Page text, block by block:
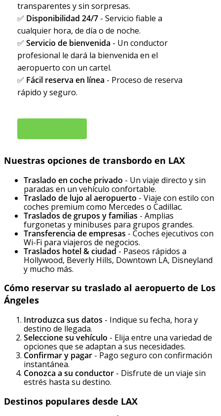
transparentes y sin sorpresas.
✅ Disponibilidad 24/7- Servicio fiable a
cualquier hora, de día o de noche.
✅ Servicio de bienvenida - Un conductor
profesional le dará la bienvenida en el
aeropuerto con un cartel.
✅ Fácil reserva en línea - Proceso de reserva
rápido y seguro.
Nuestras opciones de transbordo en LAX
Traslado en coche privado - Un viaje directo y sin
paradas en un vehículo confortable.
Traslado de lujo al aeropuerto - Viaje con estilo con
coches premium como Mercedes o Cadillac.
Traslados de grupos y familias - Amplias
furgonetas y minibuses para grupos grandes.
Transferencia de empresas - Coches ejecutivos con
Wi-Fi para viajeros de negocios.
Traslados hotel & ciudad - Paseos rápidos a
Hollywood, Beverly Hills, Downtown LA, Disneyland
y mucho más.
Cómo reservar su traslado al aeropuerto de Los
Ángeles
Introduzca sus datos - Indique su fecha, hora y
destino de llegada.
Seleccione su vehículo - Elija entre una variedad de
opciones que se adaptan a sus necesidades.
Confirmar y pagar - Pago seguro con confirmación
instantánea.
Conozca a su conductor - Disfrute de un viaje sin
estrés hasta su destino.
Destinos populares desde LAX